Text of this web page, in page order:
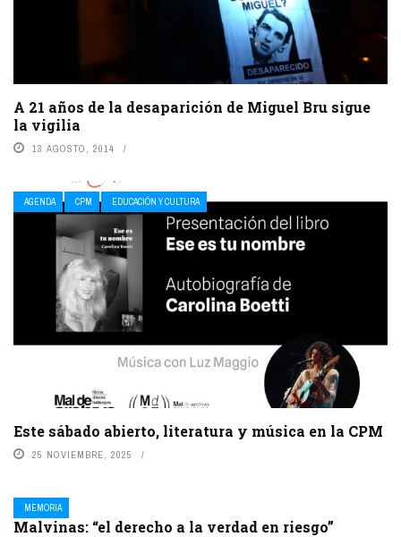
A 21 años de la desaparición de Miguel Bru sigue
la vigilia
13 AGOSTO, 2014
AGENDA CPM EDUCACIÓN Y CULTURA
Este sábado abierto, literatura y música en la CPM
25 NOVIEMBRE, 2025
MEMORIA
Malvinas: “el derecho a la verdad en riesgo”